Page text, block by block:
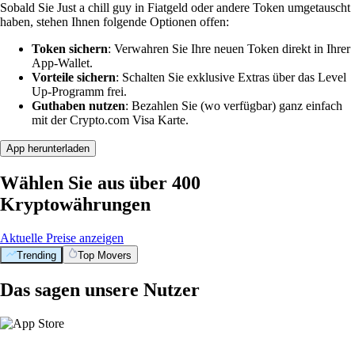
Sobald Sie Just a chill guy in Fiatgeld oder andere Token umgetauscht
haben, stehen Ihnen folgende Optionen offen:
Token sichern: Verwahren Sie Ihre neuen Token direkt in Ihrer
App-Wallet.
Vorteile sichern: Schalten Sie exklusive Extras über das Level
Up-Programm frei.
Guthaben nutzen: Bezahlen Sie (wo verfügbar) ganz einfach
mit der Crypto.com Visa Karte.
App herunterladen
Wählen Sie aus über 400
Kryptowährungen
Aktuelle Preise anzeigen
Trending Top Movers
Das sagen unsere Nutzer